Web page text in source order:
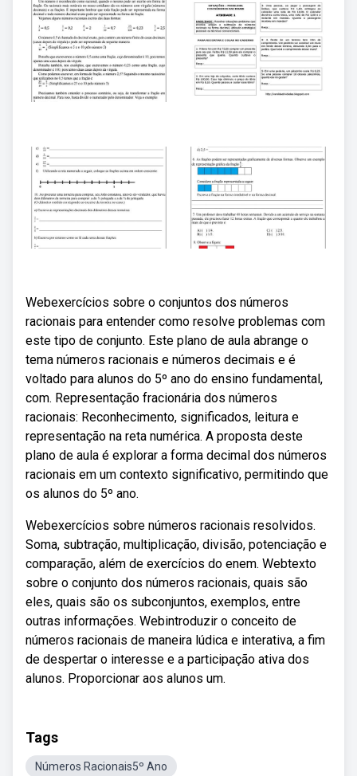
Webexercícios sobre o conjuntos dos números
racionais para entender como resolve problemas com
este tipo de conjunto. Este plano de aula abrange o
tema números racionais e números decimais e é
voltado para alunos do 5º ano do ensino fundamental,
com. Representação fracionária dos números
racionais: Reconhecimento, significados, leitura e
representação na reta numérica. A proposta deste
plano de aula é explorar a forma decimal dos números
racionais em um contexto significativo, permitindo que
os alunos do 5º ano.
Webexercícios sobre números racionais resolvidos.
Soma, subtração, multiplicação, divisão, potenciação e
comparação, além de exercícios do enem. Webtexto
sobre o conjunto dos números racionais, quais são
eles, quais são os subconjuntos, exemplos, entre
outras informações. Webintroduzir o conceito de
números racionais de maneira lúdica e interativa, a fim
de despertar o interesse e a participação ativa dos
alunos. Proporcionar aos alunos um.
Tags
Números Racionais5º Ano